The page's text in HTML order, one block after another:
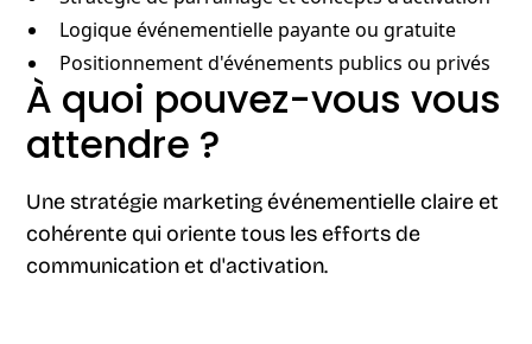
Logique événementielle payante ou gratuite
Positionnement d'événements publics ou privés
À quoi pouvez-vous vous
attendre ?
Une stratégie marketing événementielle claire et
cohérente qui oriente tous les efforts de
communication et d'activation.